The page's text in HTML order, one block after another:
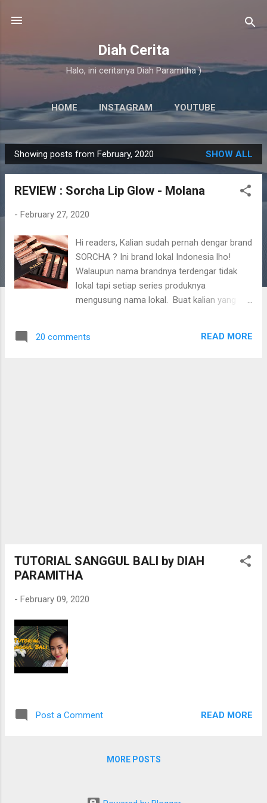
Diah Cerita
Halo, ini ceritanya Diah Paramitha )
HOME INSTAGRAM YOUTUBE
P
o
Showing posts from February, 2020 SHOW ALL
REVIEW : Sorcha Lip Glow - Molana
- February 27, 2020
Hi readers, Kalian sudah pernah dengar brand
SORCHA ? Ini brand lokal Indonesia lho!
Walaupun nama brandnya terdengar tidak
lokal tapi setiap series produknya
mengusung nama lokal. Buat kalian yang
"be Radiant be You" Sekana mengisyaratkan
20 comments READ MORE
TUTORIAL SANGGUL BALI by DIAH
PARAMITHA
- February 09, 2020
Post a Comment READ MORE
MORE POSTS